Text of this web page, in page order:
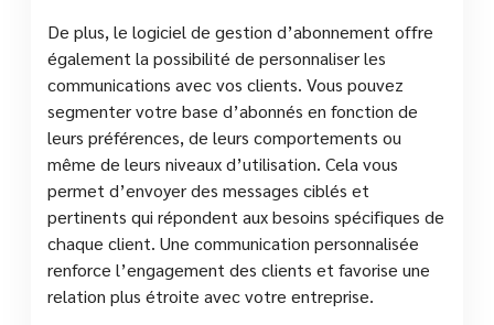
De plus, le logiciel de gestion d’abonnement offre
également la possibilité de personnaliser les
communications avec vos clients. Vous pouvez
segmenter votre base d’abonnés en fonction de
leurs préférences, de leurs comportements ou
même de leurs niveaux d’utilisation. Cela vous
permet d’envoyer des messages ciblés et
pertinents qui répondent aux besoins spécifiques de
chaque client. Une communication personnalisée
renforce l’engagement des clients et favorise une
relation plus étroite avec votre entreprise.